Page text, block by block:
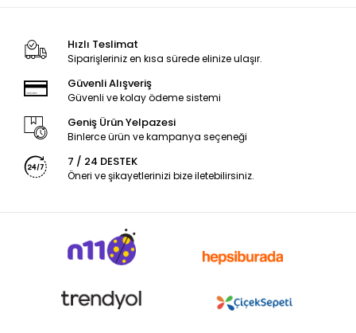
Hızlı Teslimat
Siparişleriniz en kısa sürede elinize ulaşır.
Güvenli Alışveriş
Güvenli ve kolay ödeme sistemi
Geniş Ürün Yelpazesi
Binlerce ürün ve kampanya seçeneği
7 / 24 DESTEK
Öneri ve şikayetlerinizi bize iletebilirsiniz.